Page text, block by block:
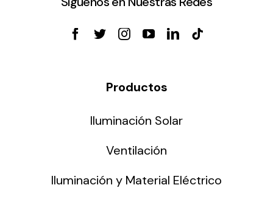
Productos
Iluminación Solar
Ventilación
Iluminación y Material Eléctrico